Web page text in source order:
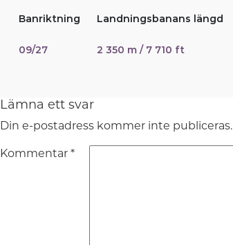
Banriktning Landningsbanans längd
09/27 2 350 m / 7 710 ft
Lämna ett svar
Din e-postadress kommer inte publiceras.
Kommentar *